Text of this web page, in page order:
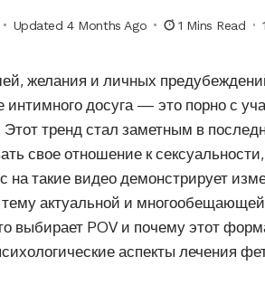
Updated 4 Months Ago 1 Mins Read
желания и личных
интимного досуга — это порно с
тренд стал заметным в
свое отношение к
на такие видео демонстрирует
тему актуальной и
выбирает POV и почему этот
аспекты лечения